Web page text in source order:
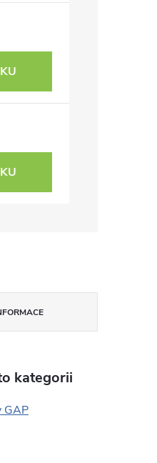
kategorii
GAP